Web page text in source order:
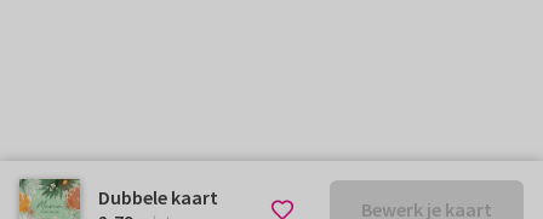
Dubbele kaart
Bewerk je kaart